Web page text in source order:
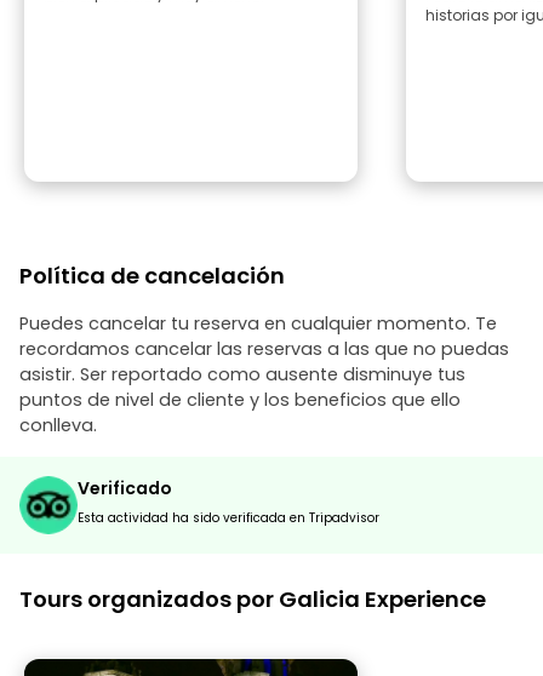
historias por
Política de cancelación
Puedes cancelar tu reserva en cualquier momento. Te
recordamos cancelar las reservas a las que no puedas
asistir. Ser reportado como ausente disminuye tus
puntos de nivel de cliente y los beneficios que ello
conlleva.
Verificado
Esta actividad ha sido verificada en Tripadvisor
Tours organizados por Galicia Experience